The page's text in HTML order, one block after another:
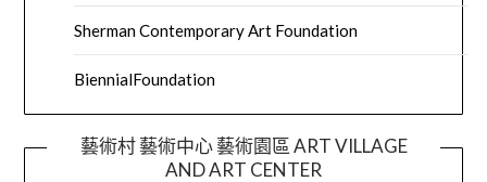
Sherman Contemporary Art Foundation
BiennialFoundation
藝術村 藝術中心 藝術園區 ART VILLAGE
AND ART CENTER